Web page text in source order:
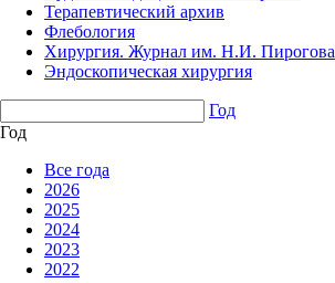
Терапевтический архив
Флебология
Хирургия. Журнал им. Н.И. Пирогова
Эндоскопическая хирургия
Год
Год
Все года
2026
2025
2024
2023
2022